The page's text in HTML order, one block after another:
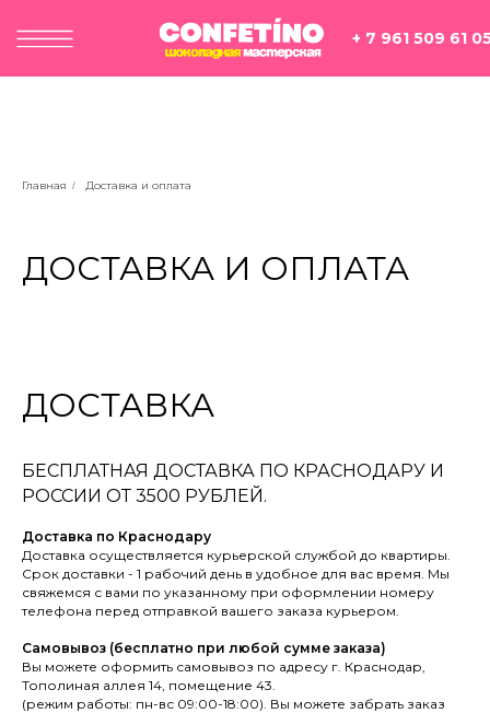
+ 7 961 509 61 05
ПРОГРАММЫ
Главная / Доставка и оплата
ДОСТАВКА И ОПЛАТА
ДОСТАВКА
БЕСПЛАТНАЯ ДОСТАВКА ПО КРАСНОДАРУ И
РОССИИ ОТ 3500 РУБЛЕЙ.
Доставка по Краснодару
Доставка осуществляется курьерской службой до квартиры.
Срок доставки - 1 рабочий день в удобное для вас время. Мы
свяжемся с вами по указанному при оформлении номеру
телефона перед отправкой вашего заказа курьером.
Самовывоз (бесплатно при любой сумме заказа)
Вы можете оформить самовывоз по адресу г. Краснодар,
Тополиная аллея 14, помещение 43.
(режим работы: пн-вс 09:00-18:00). Вы можете забрать заказ